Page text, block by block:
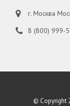
г. Москва
8 (800) 999-
© Copyright